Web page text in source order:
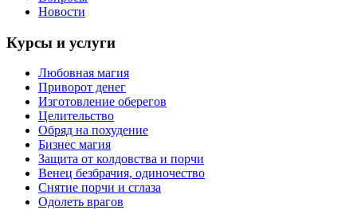
Новости
Курсы и услуги
Любовная магия
Приворот денег
Изготовление оберегов
Целительство
Обряд на похудение
Бизнес магия
Защита от колдовства и порчи
Венец безбрачия, одиночество
Снятие порчи и сглаза
Одолеть врагов